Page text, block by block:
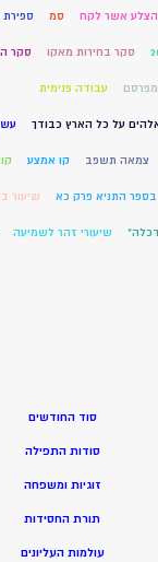
הצלע אשר לקח סמ ספירת
סקר בחירות מאקו סקר
עבודה פנימית
על כל הארץ כבודך
צמאה תשפב קו אמצע
בספר התניא פרק כא שיעור
שיעורי זהר לשמיעה
סוד החודשים
סודות התפילה
זוגיות ומשפחה
תורת החסידות
עולמות העליונים